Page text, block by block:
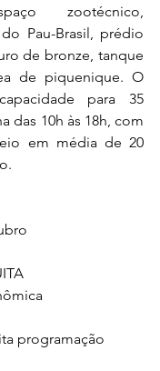
zootécnico,
Pau-Brasil, prédio
de bronze, tanque
de piquenique. O
para 35
das 10h às 18h, com
em média de 20
programação